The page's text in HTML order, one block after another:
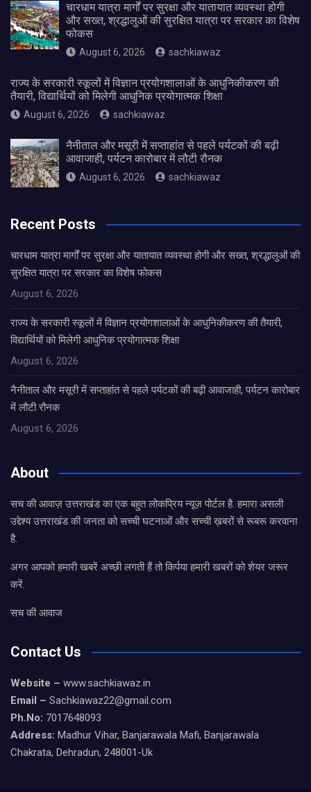
चारधाम यात्रा मार्गों पर सुरक्षा और यातायात व्यवस्था होगी
और सख्त, श्रद्धालुओं की सुरक्षित यात्रा पर सरकार का विशेष
फोकस
August 6, 2026 sachkiawaz
राज्य के सरकारी स्कूलों में विज्ञान प्रयोगशालाओं के आधुनिकीकरण की
तैयारी, विद्यार्थियों को मिलेगी आधुनिक प्रयोगात्मक शिक्षा
August 6, 2026 sachkiawaz
नैनीताल और मसूरी में सप्ताहांत से पहले पर्यटकों की बढ़ी
आवाजाही, पर्यटन कारोबार में लौटी रौनक
August 6, 2026 sachkiawaz
Recent Posts
चारधाम यात्रा मार्गों पर सुरक्षा और यातायात व्यवस्था होगी और सख्त, श्रद्धालुओं की
सुरक्षित यात्रा पर सरकार का विशेष फोकस
August 6, 2026
राज्य के सरकारी स्कूलों में विज्ञान प्रयोगशालाओं के आधुनिकीकरण की तैयारी,
विद्यार्थियों को मिलेगी आधुनिक प्रयोगात्मक शिक्षा
August 6, 2026
नैनीताल और मसूरी में सप्ताहांत से पहले पर्यटकों की बढ़ी आवाजाही, पर्यटन कारोबार
में लौटी रौनक
August 6, 2026
About
सच की आवाज़ उत्तराखंड का एक बहुत लोकप्रिय न्यूज़ पोर्टल है. हमारा असली
उद्देश्य उत्तराखंड की जनता को सच्ची घटनाओं और सच्ची ख़बरों से रूबरू करवाना
है.
अगर आपको हमारी खबरें अच्छी लगती हैं तो किर्पया हमारी खबरों को शेयर जरूर
करें.
सच की आवाज
Contact Us
Website – www.sachkiawaz.in
Email – Sachkiawaz22@gmail.com
Ph.No: 7017648093
Address: Madhur Vihar, Banjarawala Mafi, Banjarawala
Chakrata, Dehradun, 248001-Uk